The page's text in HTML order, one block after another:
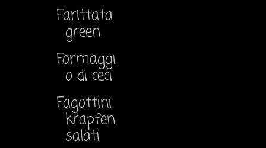
Farittata
green
Formaggi
o di ceci
Fagottini
krapfen
salati